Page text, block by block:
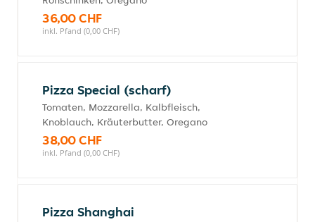
36,00 CHF
inkl. Pfand (0,00 CHF)
Pizza Special (scharf)
Tomaten, Mozzarella, Kalbfleisch,
Knoblauch, Kräuterbutter, Oregano
38,00 CHF
inkl. Pfand (0,00 CHF)
Pizza Shanghai